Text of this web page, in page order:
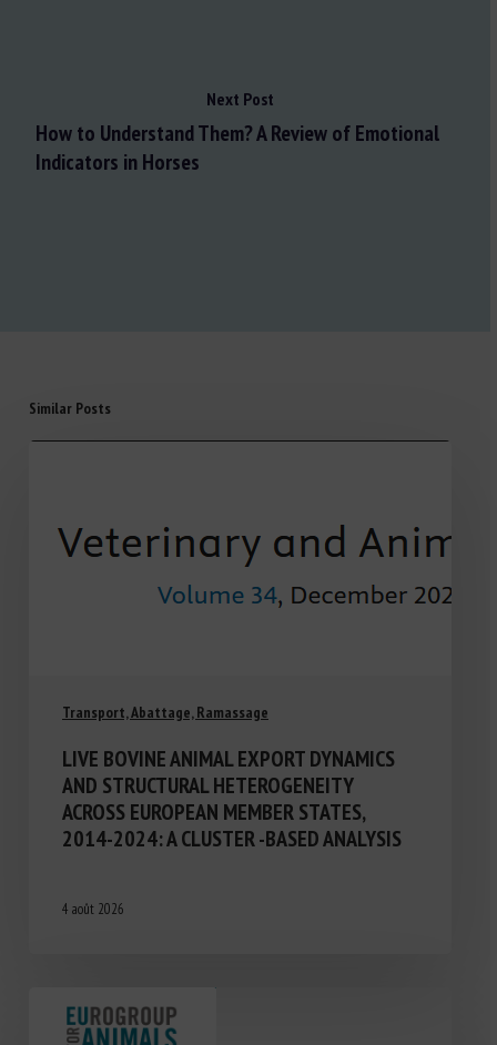
Next Post
How to Understand Them? A Review of Emotional
Indicators in Horses
Similar Posts
Transport, Abattage, Ramassage
LIVE BOVINE ANIMAL EXPORT DYNAMICS
AND STRUCTURAL HETEROGENEITY
ACROSS EUROPEAN MEMBER STATES,
2014-2024: A CLUSTER -BASED ANALYSIS
4 août 2026